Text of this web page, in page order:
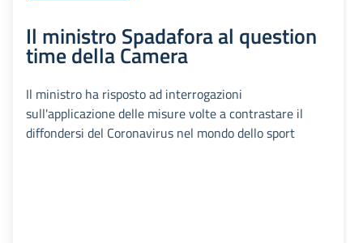
Il ministro Spadafora al question
time della Camera
Il ministro ha risposto ad interrogazioni
sull'applicazione delle misure volte a contrastare il
diffondersi del Coronavirus nel mondo dello sport